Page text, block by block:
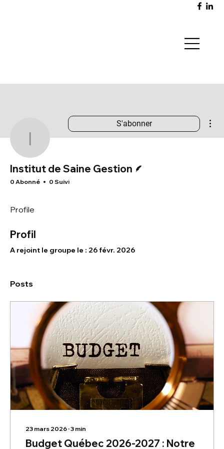
Institut de Saine
S'abonner
Institut de Saine Gestion
0 Abonné 0 Suivi
Profile
Profil
A rejoint le groupe le : 26 févr. 2026
Posts
23 mars 2026∙3 min
Budget Québec 2026-2027 : Notre